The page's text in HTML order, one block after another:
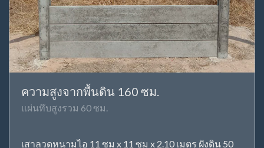
ความสูงจากพื้นดิน 160 ซม.
แผ่นทึบสูงรวม 60 ซม.
เสาลวดหนามไอ 11 ซม x 11 ซม x 2.10 เมตร ฝังดิน 50